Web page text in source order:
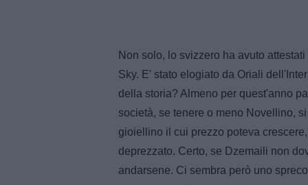
Non solo, lo svizzero ha avuto
Sky. E' stato elogiato da Oriali
della storia? Almeno per quest'anno
società, se tenere o meno Novellino,
gioiellino il cui prezzo poteva
deprezzato. Certo, se Dzemaili non
andarsene. Ci sembra però uno